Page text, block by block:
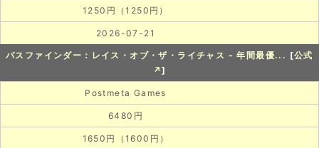
1250円（1250円）
2026-07-21
パスファインダー：レイス・オブ・ザ・ライチャス - 年間最優... [公式
↗ ]
Postmeta Games
6480円
1650円（1600円）